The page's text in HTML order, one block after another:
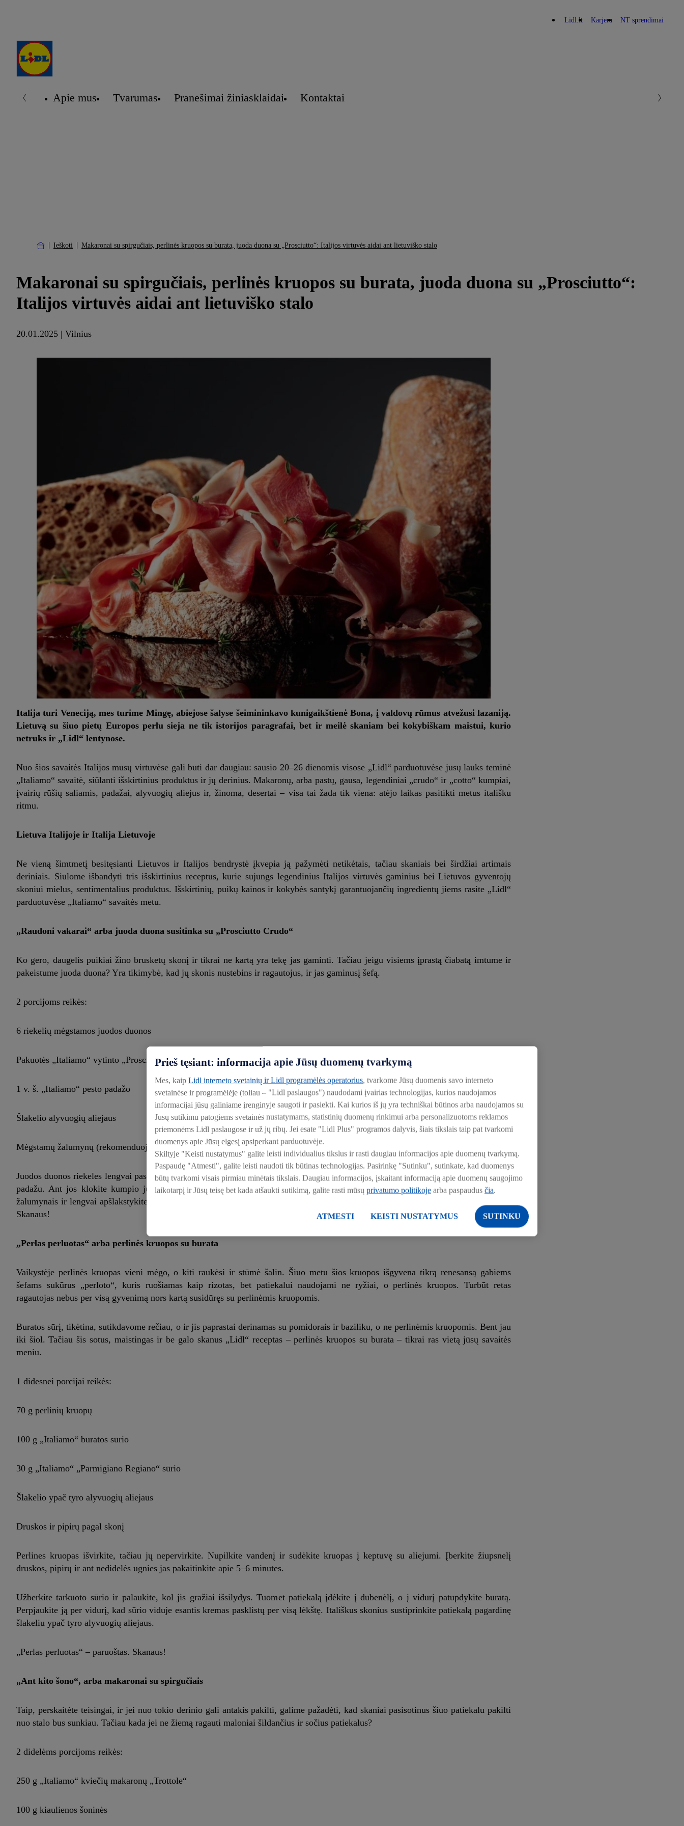
Lidl.lt Karjera NT sprendimai
Apie mus Tvarumas Pranešimai žiniasklaidai Kontaktai
Ieškoti Makaronai su spirgučiais, perlinės kruopos su burata, juoda duona su „Prosciutto“: Italijos virtuvės aidai ant lietuviško stalo
Makaronai su spirgučiais, perlinės kruopos su burata, juoda duona su „Prosciutto“:
Italijos virtuvės aidai ant lietuviško stalo
20.01.2025 | Vilnius
Italija turi Veneciją, mes turime Mingę, abiejose šalyse šeimininkavo kunigaikštienė Bona, į valdovų rūmus atvežusi lazaniją.
Lietuvą su šiuo pietų Europos perlu sieja ne tik istorijos paragrafai, bet ir meilė skaniam bei kokybiškam maistui, kurio
netruks ir „Lidl“ lentynose.
Nuo šios savaitės Italijos mūsų virtuvėse gali būti dar daugiau: sausio 20–26 dienomis visose „Lidl“ parduotuvėse jūsų lauks teminė
„Italiamo“ savaitė, siūlanti išskirtinius produktus ir jų derinius. Makaronų, arba pastų, gausa, legendiniai „crudo“ ir „cotto“ kumpiai,
įvairių rūšių saliamis, padažai, alyvuogių aliejus ir, žinoma, desertai – visa tai žada tik viena: atėjo laikas pasitikti metus itališku
ritmu.
Lietuva Italijoje ir Italija Lietuvoje
Ne vieną šimtmetį besitęsianti Lietuvos ir Italijos bendrystė įkvepia ją pažymėti netikėtais, tačiau skaniais bei širdžiai artimais
deriniais. Siūlome išbandyti tris išskirtinius receptus, kurie sujungs legendinius Italijos virtuvės gaminius bei Lietuvos gyventojų
skoniui mielus, sentimentalius produktus. Išskirtinių, puikų kainos ir kokybės santykį garantuojančių ingredientų jiems rasite „Lidl“
parduotuvėse „Italiamo“ savaitės metu.
„Raudoni vakarai“ arba juoda duona susitinka su „Prosciutto Crudo“
Ko gero, daugelis puikiai žino brusketų skonį ir tikrai ne kartą yra tekę jas gaminti. Tačiau jeigu visiems įprastą čiabatą imtume ir
pakeistume juoda duona? Yra tikimybė, kad jų skonis nustebins ir ragautojus, ir jas gaminusį šefą.
2 porcijoms reikės:
6 riekelių mėgstamos juodos duonos
Pakuotės „Italiamo“ vytinto „Prosciutto Crudo“ kiaulienos kumpio
1 v. š. „Italiamo“ pesto padažo
Šlakelio alyvuogių aliejaus
Mėgstamų žalumynų (rekomenduojame gražgarstes)
Juodos duonos riekeles lengvai paskrudinkite keptuvėje su alyvuogių aliejumi. Šiek tiek atvėsinkite duoną ir švelniai patepkite pesto
padažu. Ant jos klokite kumpio juosteles – netaupykite, skonio ir kumpio turėtų būti gausu. Galiausiai, papuoškite mėgstamais
žalumynais ir lengvai apšlakstykite ypač tyru, Italijos auksu kartais vadinamu alyvuogių aliejumi. „Raudoni vakarai“ ant jūsų stalo.
Skanaus!
„Perlas perluotas“ arba perlinės kruopos su burata
Vaikystėje perlinės kruopas vieni mėgo, o kiti raukėsi ir stūmė šalin. Šiuo metu šios kruopos išgyvena tikrą renesansą gabiems
šefams sukūrus „perloto“, kuris ruošiamas kaip rizotas, bet patiekalui naudojami ne ryžiai, o perlinės kruopos. Turbūt retas
ragautojas nebus per visą gyvenimą nors kartą susidūręs su perlinėmis kruopomis.
Buratos sūrį, tikėtina, sutikdavome rečiau, o ir jis paprastai derinamas su pomidorais ir baziliku, o ne perlinėmis kruopomis. Bent jau
iki šiol. Tačiau šis sotus, maistingas ir be galo skanus „Lidl“ receptas – perlinės kruopos su burata – tikrai ras vietą jūsų savaitės
meniu.
1 didesnei porcijai reikės:
70 g perlinių kruopų
100 g „Italiamo“ buratos sūrio
30 g „Italiamo“ „Parmigiano Regiano“ sūrio
Šlakelio ypač tyro alyvuogių aliejaus
Druskos ir pipirų pagal skonį
Perlines kruopas išvirkite, tačiau jų nepervirkite. Nupilkite vandenį ir sudėkite kruopas į keptuvę su aliejumi. Įberkite žiupsnelį
druskos, pipirų ir ant nedidelės ugnies jas pakaitinkite apie 5–6 minutes.
Užberkite tarkuoto sūrio ir palaukite, kol jis gražiai išsilydys. Tuomet patiekalą įdėkite į dubenėlį, o į vidurį patupdykite buratą.
Perpjaukite ją per vidurį, kad sūrio viduje esantis kremas pasklistų per visą lėkštę. Itališkus skonius sustiprinkite patiekalą pagardinę
šlakeliu ypač tyro alyvuogių aliejaus.
„Perlas perluotas“ – paruoštas. Skanaus!
„Ant kito šono“, arba makaronai su spirgučiais
Taip, perskaitėte teisingai, ir jei nuo tokio derinio gali antakis pakilti, galime pažadėti, kad skaniai pasisotinus šiuo patiekalu pakilti
nuo stalo bus sunkiau. Tačiau kada jei ne žiemą ragauti maloniai šildančius ir sočius patiekalus?
2 didelėms porcijoms reikės:
250 g „Italiamo“ kviečių makaronų „Trottole“
100 g kiaulienos šoninės
Prieš tęsiant: informacija apie Jūsų duomenų tvarkymą
Mes, kaip Lidl interneto svetainių ir Lidl programėlės operatorius, tvarkome Jūsų duomenis savo interneto
svetainėse ir programėlėje (toliau – "Lidl paslaugos") naudodami įvairias technologijas, kurios naudojamos
informacijai jūsų galiniame įrenginyje saugoti ir pasiekti. Kai kurios iš jų yra techniškai būtinos arba naudojamos su
Jūsų sutikimu patogiems svetainės nustatymams, statistinių duomenų rinkimui arba personalizuotoms reklamos
priemonėms Lidl paslaugose ir už jų ribų. Jei esate "Lidl Plus" programos dalyvis, šiais tikslais taip pat tvarkomi
duomenys apie Jūsų elgesį apsiperkant parduotuvėje.
Skiltyje "Keisti nustatymus" galite leisti individualius tikslus ir rasti daugiau informacijos apie duomenų tvarkymą.
Paspaudę "Atmesti", galite leisti naudoti tik būtinas technologijas. Pasirinkę "Sutinku", sutinkate, kad duomenys
būtų tvarkomi visais pirmiau minėtais tikslais. Daugiau informacijos, įskaitant informaciją apie duomenų saugojimo
laikotarpį ir Jūsų teisę bet kada atšaukti sutikimą, galite rasti mūsų privatumo politikoje arba paspaudus čia.
ATMESTI KEISTI NUSTATYMUS SUTINKU